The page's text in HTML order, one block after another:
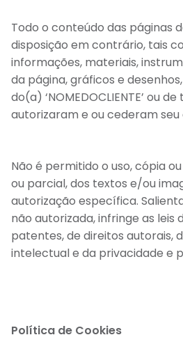
Todo o conteúdo das páginas
disposição em contrário, tais
informações, materiais,
da página, gráficos e
do(a) ‘NOMEDOCLIENTE’ ou
autorizaram e ou cederam seu
Não é permitido o uso, cópia
ou parcial, dos textos e/ou
autorização específica.
não autorizada, infringe as leis
patentes, de direitos autorais,
intelectual e da privacidade e
Política de Cookies